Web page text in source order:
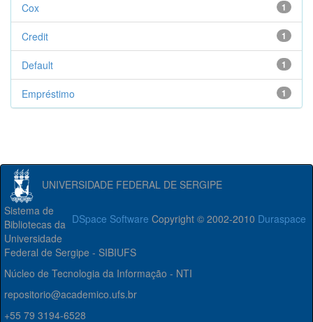
1
Cox
1
Credit
1
Default
1
Empréstimo
UNIVERSIDADE FEDERAL DE SERGIPE
DSpace Software Copyright © 2002-2010 Duraspace
Sistema de
Bibliotecas da
Universidade
Federal de Sergipe - SIBIUFS
Núcleo de Tecnologia da Informação - NTI
repositorio@academico.ufs.br
+55 79 3194-6528